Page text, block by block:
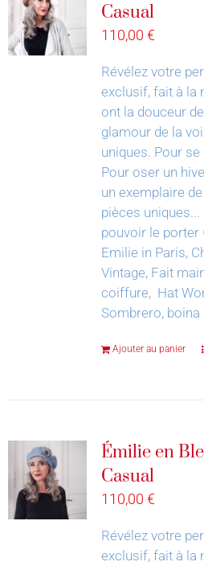
Casual
110,00 €
Révélez votre
exclusif, fait à la
ont la douceur
glamour de la
uniques. Pour
Pour oser un
un exemplaire
pièces
pouvoir le porter
Emilie in Paris,
Vintage, Fait
coiffure, Hat
Sombrero, boina
Ajouter au panier
Émilie en
Casual
110,00 €
Révélez votre
exclusif, fait à la